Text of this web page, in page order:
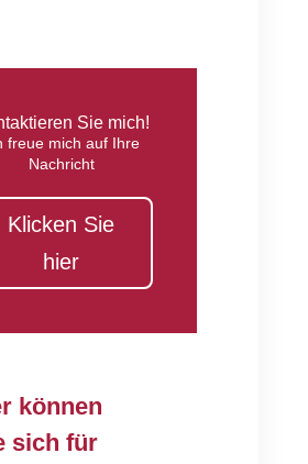
Sie mich!
freue mich auf Ihre
Nachricht
Klicken Sie
hier
können
sich für